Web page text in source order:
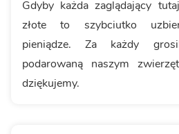
Gdyby każda zaglądający
złote to szybciutko
pieniądze. Za każdy
podarowaną naszym
dziękujemy.